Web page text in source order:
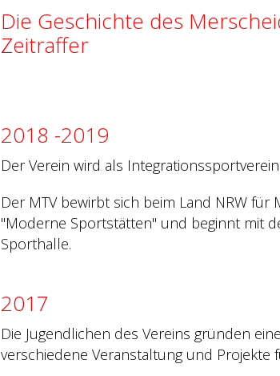
Die Geschichte des
Zeitraffer
2018 -2019
Der Verein wird als
Der MTV bewirbt sich beim Land NRW
"Moderne Sportstätten" und beginnt mit
Sporthalle.
2017
Die Jugendlichen des Vereins gründen
verschiedene Veranstaltung und Projekte